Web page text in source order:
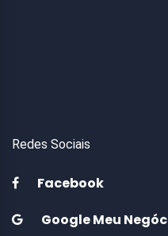
Redes Sociais
Facebook
Google Meu